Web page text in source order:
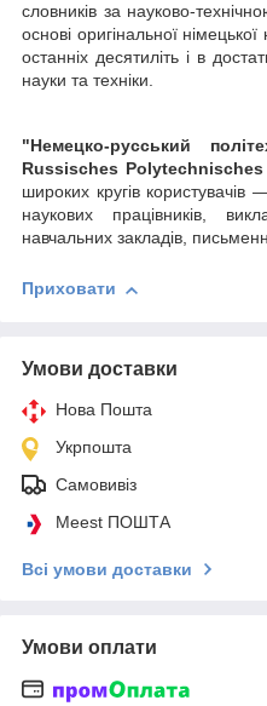
словників за науково-
основі оригінальної німецької
останніх десятиліть і в
науки та техніки.
"Немецко-русський
Russisches
широких кругів користувачів
наукових працівників,
навчальних закладів,
Приховати
Умови доставки
Нова Пошта
Укрпошта
Самовивіз
Meest ПОШТА
Всі умови доставки
Умови оплати